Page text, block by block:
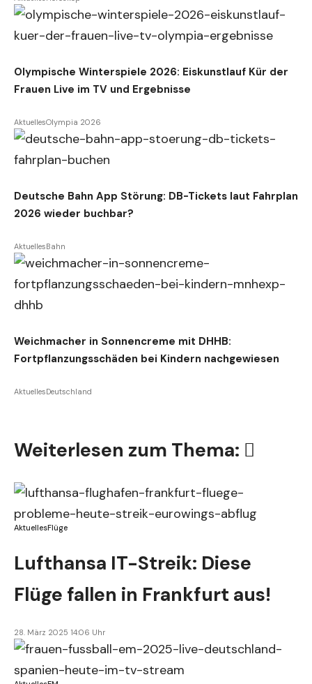
Olympische Winterspiele 2026: Eiskunstlauf Kür der
Frauen Live im TV und Ergebnisse
AktuellesOlympia 2026
Deutsche Bahn App Störung: DB-Tickets laut Fahrplan
2026 wieder buchbar?
AktuellesBahn
Weichmacher in Sonnencreme mit DHHB:
Fortpflanzungsschäden bei Kindern nachgewiesen
AktuellesDeutschland
Weiterlesen zum Thema:
AktuellesFlüge
Lufthansa IT-Streik: Diese
Flüge fallen in Frankfurt aus!
28. März 2025 14:06 Uhr